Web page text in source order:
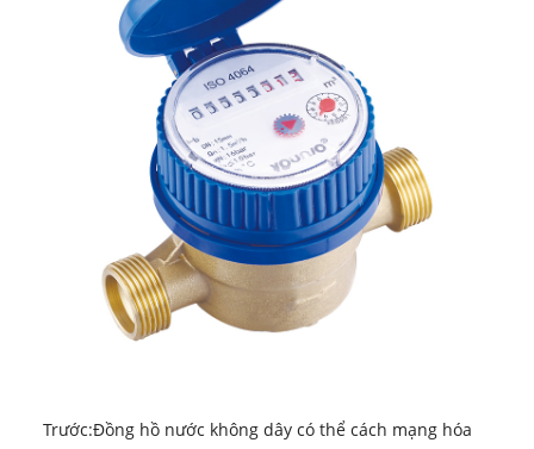
Trước:Đồng hồ nước không dây có thể cách mạng hóa